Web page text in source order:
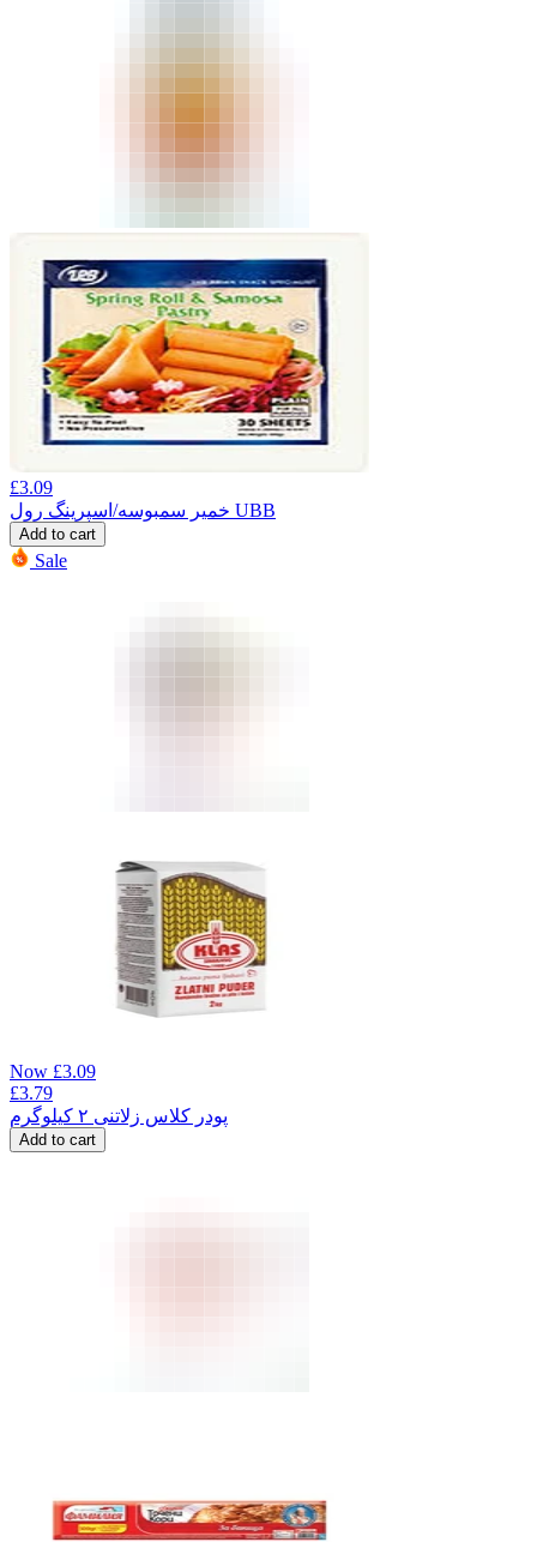
£3.09
خمیر سمبوسه/اسپرینگ رول UBB
Add to cart
Sale
Now £3.09
£3.79
پودر کلاس زلاتنی ۲ کیلوگرم
Add to cart